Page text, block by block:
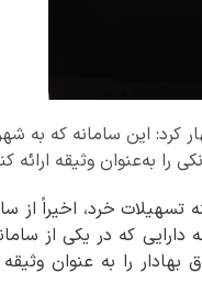
کرد: این سامانه که به
را به‌عنوان وثیقه ارائه
تسهیلات خرد، اخیراً از
دارایی که در یکی از
بهادار را به عنوان